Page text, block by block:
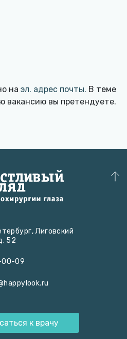
на эл. адрес почты. В теме
вакансию вы претендуете.
Лиговский
52
00-09
к врачу